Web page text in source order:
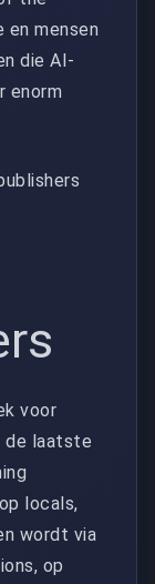
en mensen
die AI-
enorm
voor
de laatste
locals,
wordt via
op